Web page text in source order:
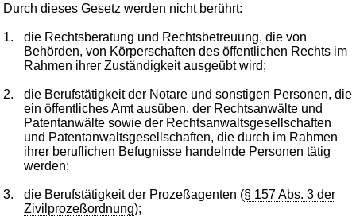
Durch dieses Gesetz werden nicht berührt:
1.
die Rechtsberatung und Rechtsbetreuung, die von
Behörden, von Körperschaften des öffentlichen Rechts im
Rahmen ihrer Zuständigkeit ausgeübt wird;
2.
die Berufstätigkeit der Notare und sonstigen Personen, die
ein öffentliches Amt ausüben, der Rechtsanwälte und
Patentanwälte sowie der Rechtsanwaltsgesellschaften
und Patentanwaltsgesellschaften, die durch im Rahmen
ihrer beruflichen Befugnisse handelnde Personen tätig
werden;
3. die Berufstätigkeit der Prozeßagenten (§ 157 Abs. 3 der
Zivilprozeßordnung);